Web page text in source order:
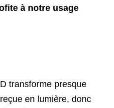
à notre usage
transforme presque
en lumière, donc